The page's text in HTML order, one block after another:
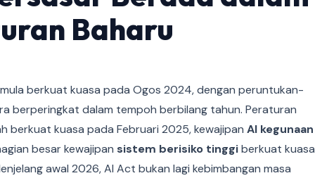
Baharu
mula berkuat kuasa pada Ogos 2024, dengan peruntukan-
berperingkat dalam tempoh berbilang tahun. Peraturan
berkuat kuasa pada Februari 2025, kewajipan AI kegunaan
besar kewajipan sistem berisiko tinggiberkuat kuasa
awal 2026, AI Act bukan lagi kebimbangan masa